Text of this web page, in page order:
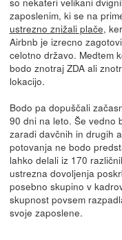
zaposlenim, ki se na
ustrezno znižali plače,
Airbnb je izrecno
celotno državo. Medtem
bodo znotraj ZDA ali
lokacijo.
Bodo pa dopuščali
90 dni na leto. Še vedno
zaradi davčnih in drugih
potovanja ne bodo
lahko delali iz 170
ustrezna dovoljenja
posebno skupino v
skupnost povsem
svoje zaposlene.